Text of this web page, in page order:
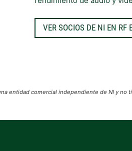
VER SOCIOS DE NI EN RF
entidad comercial independiente de NI y no